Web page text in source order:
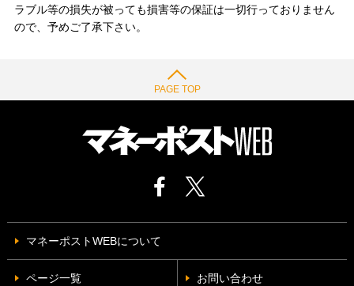
ラブル等の損失が被っても損害等の保証は一切行っておりません
ので、予めご了承下さい。
PAGE TOP
マネーポストWEBについて
ページ一覧 お問い合わせ